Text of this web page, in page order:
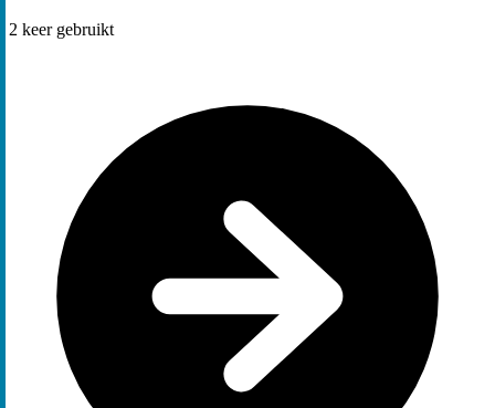
2 keer gebruikt